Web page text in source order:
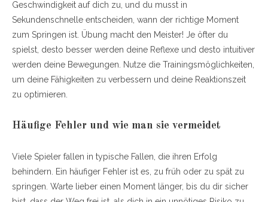
Geschwindigkeit auf dich zu, und du musst in
Sekundenschnelle entscheiden, wann der richtige Moment
zum Springen ist. Übung macht den Meister! Je öfter du
spielst, desto besser werden deine Reflexe und desto intuitiver
werden deine Bewegungen. Nutze die Trainingsmöglichkeiten,
um deine Fähigkeiten zu verbessern und deine Reaktionszeit
zu optimieren.
Häufige Fehler und wie man sie vermeidet
Viele Spieler fallen in typische Fallen, die ihren Erfolg
behindern. Ein häufiger Fehler ist es, zu früh oder zu spät zu
springen. Warte lieber einen Moment länger, bis du dir sicher